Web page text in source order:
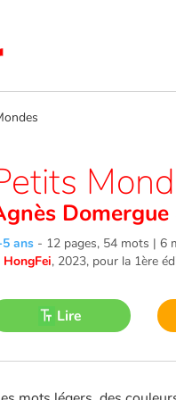
Domergue
ans - 12 pages, 54 mots | 6
HongFei, 2023, pour la 1ère
Lire